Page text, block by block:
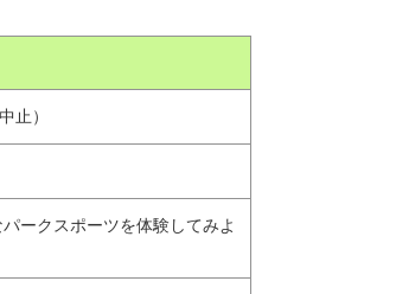
止）
ークスポーツを体験してみよ